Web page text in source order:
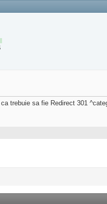
trebuie sa fie Redirect 301